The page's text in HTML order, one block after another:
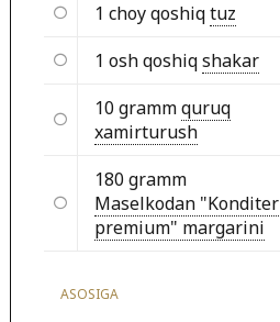
1 choy qoshiqtuz
1 osh qoshiqshakar
10 grammquruq
xamirturush
180 gramm
Maselkodan "Konditer
premium" margarini
ASOSIGA